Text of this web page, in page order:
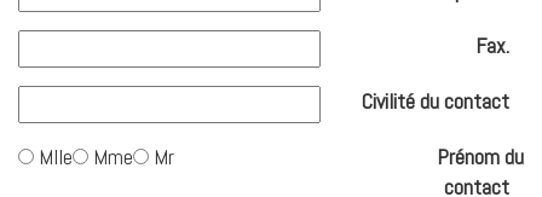
Fax.
Civilité du contact
Mlle
Mme Mr
Prénom du
contact